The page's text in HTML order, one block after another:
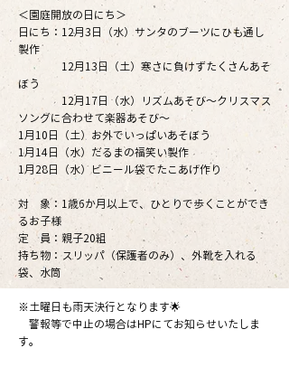
＜園庭開放の日にち＞
日にち：12月3日（水）サンタのブーツにひも通し
製作
12月13日（土）寒さに負けずたくさんあそ
ぼう
12月17日（水）リズムあそび～クリスマス
ソングに合わせて楽器あそび～
1月10日（土）お外でいっぱいあそぼう
1月14日（水）だるまの福笑い製作
1月28日（水）ビニール袋でたこあげ作り
対 象：1歳6か月以上で、ひとりで歩くことができ
るお子様
定 員：親子20組
持ち物：スリッパ（保護者のみ）、外靴を入れる
袋、水筒
※土曜日も雨天決行となります🌟
警報等で中止の場合はHPにてお知らせいたしま
す。